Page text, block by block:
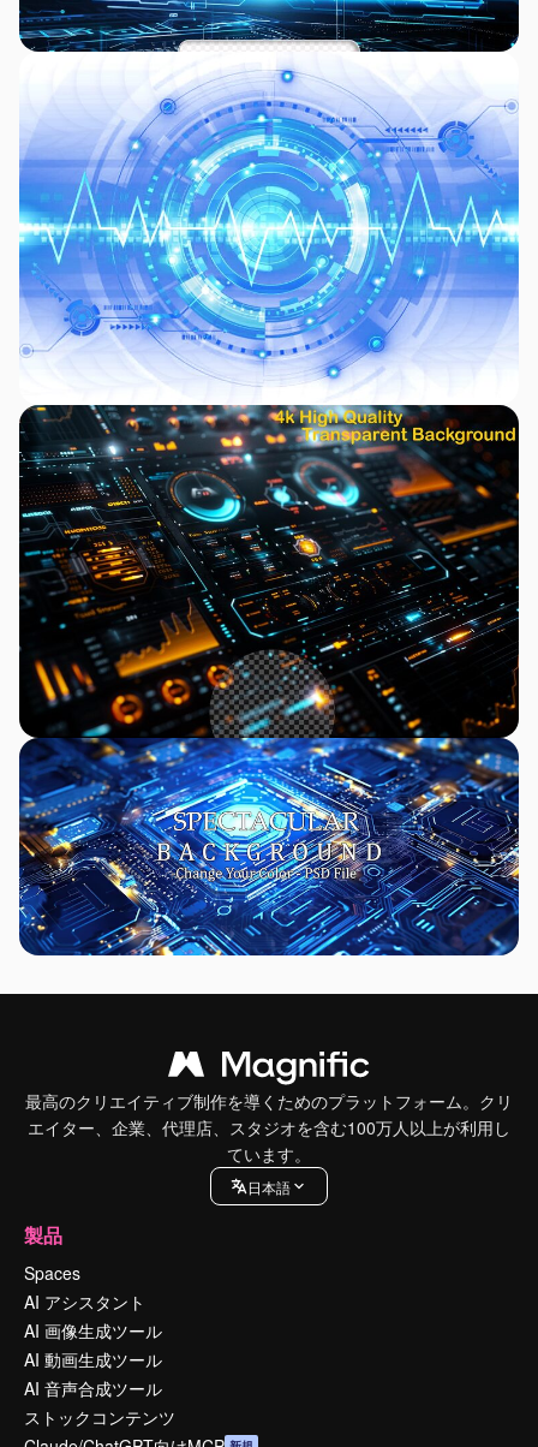
最高のクリエイティブ制作を導くためのプラットフォーム。クリ
エイター、企業、代理店、スタジオを含む100万人以上が利用し
ています。
日本語
製品
Spaces
AI アシスタント
AI 画像生成ツール
AI 動画生成ツール
AI 音声合成ツール
ストックコンテンツ